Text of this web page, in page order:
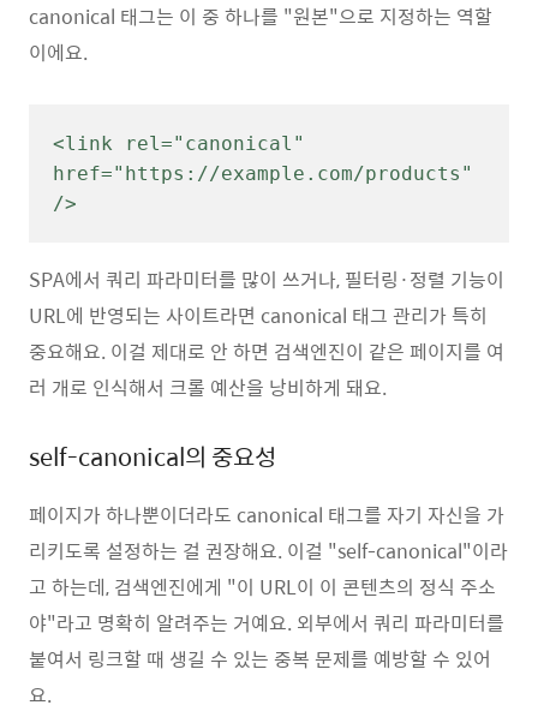
canonical 태그는 이 중 하나를 "원본"으로 지정하는 역할
이에요.
<link rel="canonical"
href="https://example.com/products"
/>
SPA에서 쿼리 파라미터를 많이 쓰거나, 필터링·정렬 기능이
URL에 반영되는 사이트라면 canonical 태그 관리가 특히
중요해요. 이걸 제대로 안 하면 검색엔진이 같은 페이지를 여
러 개로 인식해서 크롤 예산을 낭비하게 돼요.
self-canonical의 중요성
페이지가 하나뿐이더라도 canonical 태그를 자기 자신을 가
리키도록 설정하는 걸 권장해요. 이걸 "self-canonical"이라
고 하는데, 검색엔진에게 "이 URL이 이 콘텐츠의 정식 주소
야"라고 명확히 알려주는 거예요. 외부에서 쿼리 파라미터를
붙여서 링크할 때 생길 수 있는 중복 문제를 예방할 수 있어
요.